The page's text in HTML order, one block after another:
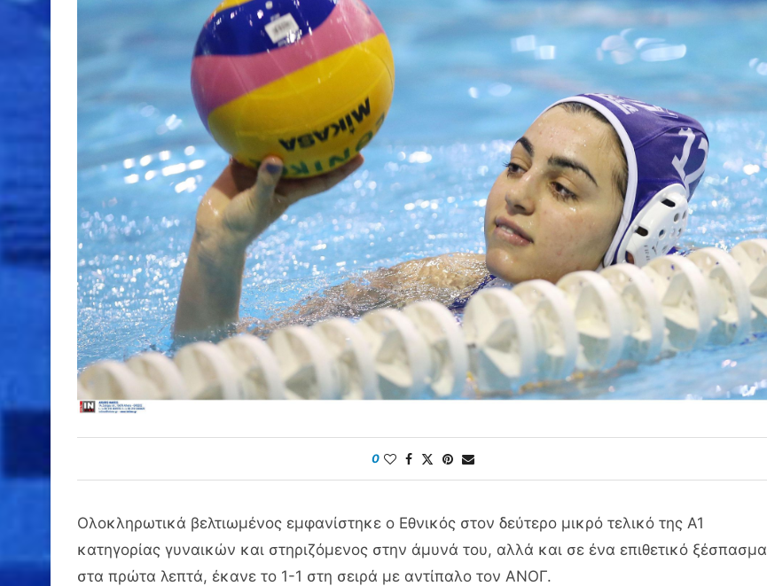
0
Ολοκληρωτικά βελτιωμένος εμφανίστηκε ο Εθνικός στον δεύτερο μικρό τελικό της Α1
κατηγορίας γυναικών και στηριζόμενος στην άμυνά του, αλλά και σε ένα επιθετικό ξέσπασμα
στα πρώτα λεπτά, έκανε το 1-1 στη σειρά με αντίπαλο τον ΑΝΟΓ.